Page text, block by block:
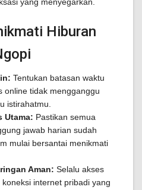
Hiburan
Tentukan batasan waktu
online tidak mengganggu
istirahatmu.
Utama: Pastikan semua
jawab harian sudah
mulai bersantai menikmati
Aman: Selalu akses
internet pribadi yang